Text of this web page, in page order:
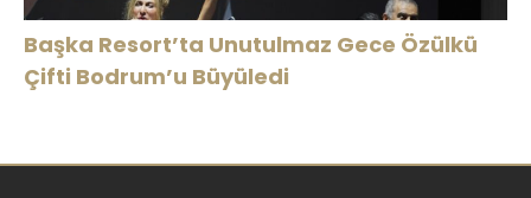
Başka Resort’ta Unutulmaz Gece Özülkü
Çifti Bodrum’u Büyüledi